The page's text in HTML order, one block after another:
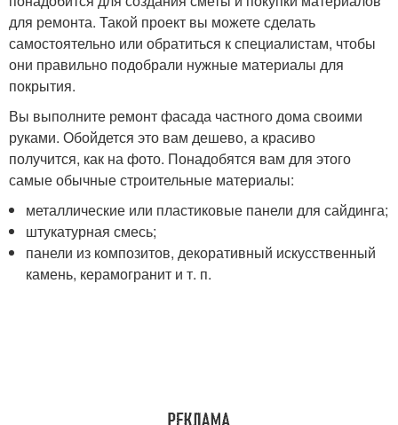
для ремонта. Такой проект вы можете сделать
самостоятельно или обратиться к специалистам, чтобы
они правильно подобрали нужные материалы для
покрытия.
Вы выполните ремонт фасада частного дома своими
руками. Обойдется это вам дешево, а красиво
получится, как на фото. Понадобятся вам для этого
самые обычные строительные материалы:
металлические или пластиковые панели для сайдинга;
штукатурная смесь;
панели из композитов, декоративный искусственный
камень, керамогранит и т. п.